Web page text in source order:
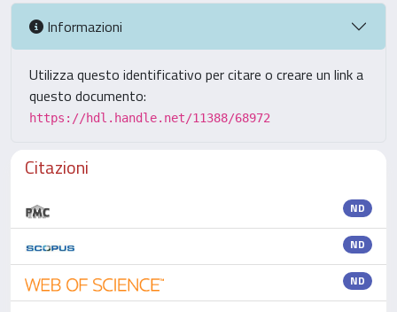
Informazioni
Utilizza questo identificativo per citare o creare un link a
questo documento:
https://hdl.handle.net/11388/68972
Citazioni
ND
ND
ND